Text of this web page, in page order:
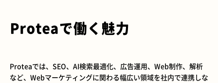
Proteaで働く魅力
Proteaでは、SEO、AI検索最適化、広告運用、Web制作、解析
など、Webマーケティングに関わる幅広い領域を社内で連携しな